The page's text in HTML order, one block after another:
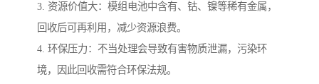
3. 资源价值大：模组电池中含有、钴、镍等稀有金属，
回收后可再利用，减少资源浪费。
4. 环保压力：不当处理会导致有害物质泄漏，污染环
境，因此回收需符合环保法规。